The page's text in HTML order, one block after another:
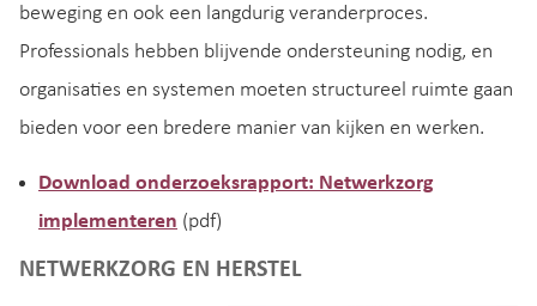
beweging en ook een langdurig veranderproces.
Professionals hebben blijvende ondersteuning nodig, en
organisaties en systemen moeten structureel ruimte gaan
bieden voor een bredere manier van kijken en werken.
Download onderzoeksrapport: Netwerkzorg
implementeren (pdf)
NETWERKZORG EN HERSTEL